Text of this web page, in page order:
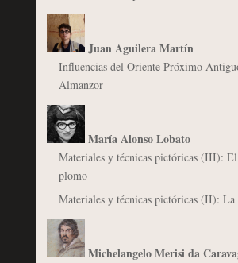
Juan Aguilera Martín
Influencias del Oriente Próximo
Almanzor
María Alonso Lobato
Materiales y técnicas pictóricas (III):
plomo
Materiales y técnicas pictóricas (II): La
Michelangelo Merisi da